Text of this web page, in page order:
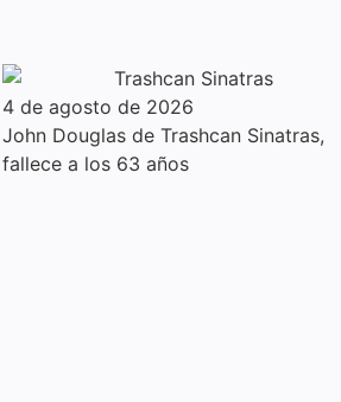
4 de agosto de 2026
John Douglas de Trashcan Sinatras,
fallece a los 63 años